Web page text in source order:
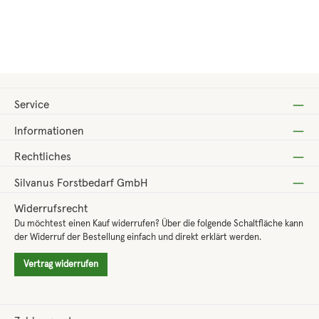
Service
Informationen
Rechtliches
Silvanus Forstbedarf GmbH
Widerrufsrecht
Du möchtest einen Kauf widerrufen? Über die folgende Schaltfläche kann
der Widerruf der Bestellung einfach und direkt erklärt werden.
Vertrag widerrufen